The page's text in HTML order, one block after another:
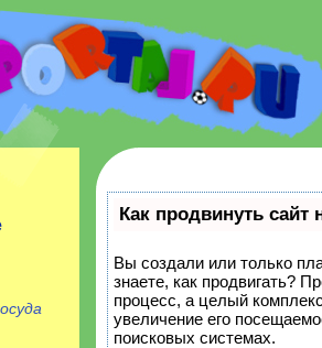
их родителям, учителям и
Как продвинуть сайт
Вы создали или только
знаете, как продвигать?
процесс, а целый
увеличение его
поисковых системах.